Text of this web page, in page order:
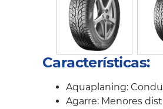
Características:
Aquaplaning:
Agarre: Menores